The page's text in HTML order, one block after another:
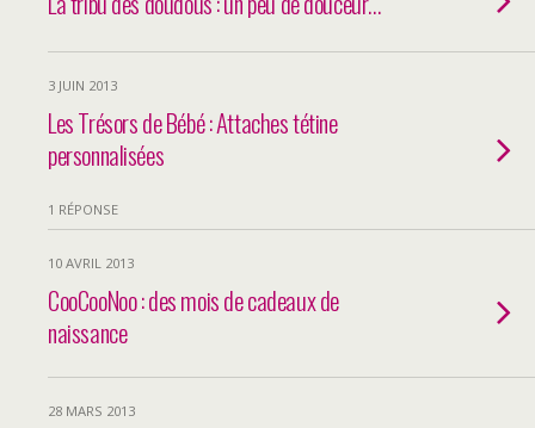
3 JUIN 2013
Les Trésors de Bébé : Attaches tétine
personnalisées
1 RÉPONSE
10 AVRIL 2013
CooCooNoo : des mois de cadeaux de
naissance
28 MARS 2013